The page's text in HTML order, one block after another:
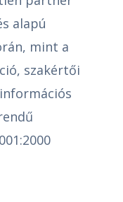
alapú
mint a
szakértői